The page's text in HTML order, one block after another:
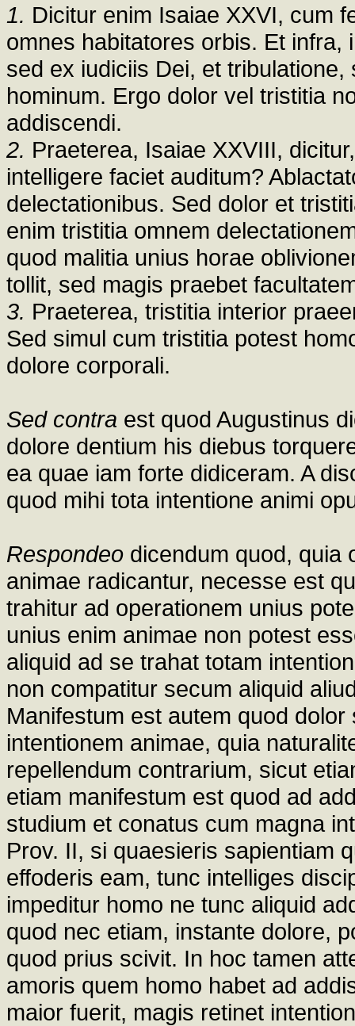
1. Dicitur enim Isaiae XXVI, cum
omnes habitatores orbis. Et
sed ex iudiciis Dei, et
hominum. Ergo dolor vel tristitia
addiscendi.
2. Praeterea, Isaiae XXVIII,
intelligere faciet auditum?
delectationibus. Sed dolor et
enim tristitia omnem
quod malitia unius horae
tollit, sed magis praebet
3. Praeterea, tristitia interior
Sed simul cum tristitia potest
dolore corporali.
Sed contra est quod Augustinus
dolore dentium his diebus
ea quae iam forte didiceram. A
quod mihi tota intentione animi
Respondeo dicendum quod, quia
animae radicantur, necesse est
trahitur ad operationem unius
unius enim animae non potest
aliquid ad se trahat totam
non compatitur secum aliquid
Manifestum est autem quod
intentionem animae, quia
repellendum contrarium, sicut
etiam manifestum est quod ad
studium et conatus cum magna
Prov. II, si quaesieris sapientiam
effoderis eam, tunc intelliges
impeditur homo ne tunc aliquid
quod nec etiam, instante dolore,
quod prius scivit. In hoc tamen
amoris quem homo habet ad
maior fuerit, magis retinet